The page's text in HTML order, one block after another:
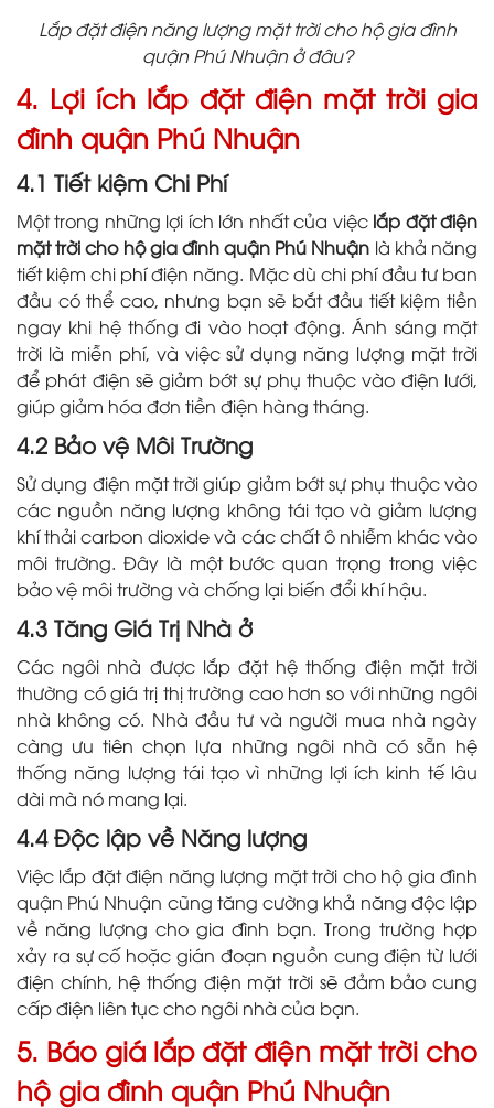
Lắp đặt điện năng lượng mặt trời cho hộ gia đình
quận Phú Nhuận ở đâu?
4. Lợi ích lắp đặt điện mặt trời gia
đình quận Phú Nhuận
4.1 Tiết kiệm Chi Phí
Một trong những lợi ích lớn nhất của việc lắp đặt điện
mặt trời cho hộ gia đình quận Phú Nhuận là khả năng
tiết kiệm chi phí điện năng. Mặc dù chi phí đầu tư ban
đầu có thể cao, nhưng bạn sẽ bắt đầu tiết kiệm tiền
ngay khi hệ thống đi vào hoạt động. Ánh sáng mặt
trời là miễn phí, và việc sử dụng năng lượng mặt trời
để phát điện sẽ giảm bớt sự phụ thuộc vào điện lưới,
giúp giảm hóa đơn tiền điện hàng tháng.
4.2 Bảo vệ Môi Trường
Sử dụng điện mặt trời giúp giảm bớt sự phụ thuộc vào
các nguồn năng lượng không tái tạo và giảm lượng
khí thải carbon dioxide và các chất ô nhiễm khác vào
môi trường. Đây là một bước quan trọng trong việc
bảo vệ môi trường và chống lại biến đổi khí hậu.
4.3 Tăng Giá Trị Nhà ở
Các ngôi nhà được lắp đặt hệ thống điện mặt trời
thường có giá trị thị trường cao hơn so với những ngôi
nhà không có. Nhà đầu tư và người mua nhà ngày
càng ưu tiên chọn lựa những ngôi nhà có sẵn hệ
thống năng lượng tái tạo vì những lợi ích kinh tế lâu
dài mà nó mang lại.
4.4 Độc lập về Năng lượng
Việc lắp đặt điện năng lượng mặt trời cho hộ gia đình
quận Phú Nhuận cũng tăng cường khả năng độc lập
về năng lượng cho gia đình bạn. Trong trường hợp
xảy ra sự cố hoặc gián đoạn nguồn cung điện từ lưới
điện chính, hệ thống điện mặt trời sẽ đảm bảo cung
cấp điện liên tục cho ngôi nhà của bạn.
5. Báo giá lắp đặt điện mặt trời cho
hộ gia đình quận Phú Nhuận